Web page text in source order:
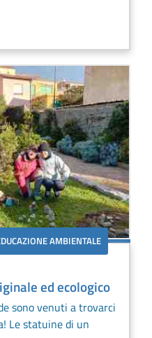
AMBIENTALE
ed ecologico
sono venuti a trovarci
Le statuine di un